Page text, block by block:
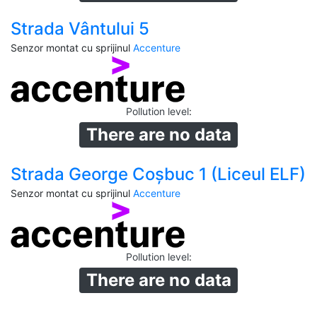
Strada Vântului 5
Senzor montat cu sprijinul Accenture
Pollution level:
There are no data
Strada George Coșbuc 1 (Liceul ELF)
Senzor montat cu sprijinul Accenture
Pollution level:
There are no data